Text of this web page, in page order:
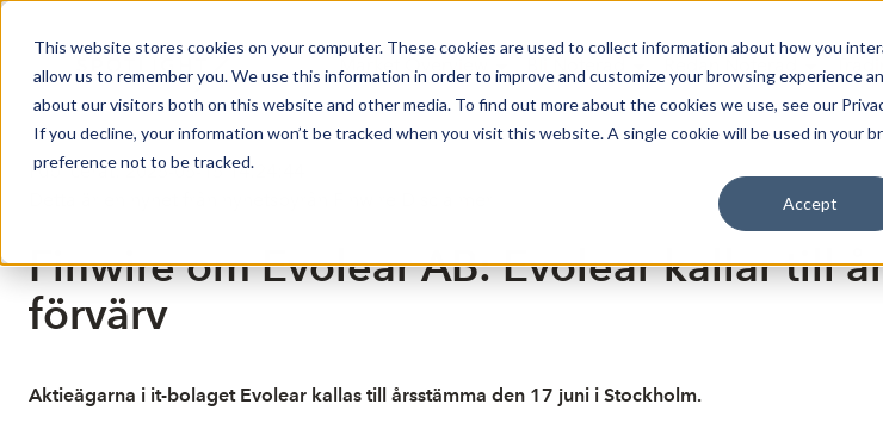
This website stores cookies on your computer. These cookies are used to collect information about how you
allow us to remember you. We use this information in order to improve and customize your browsing experience
about our visitors both on this website and other media. To find out more about the cookies we use, see our
If you decline, your information won’t be tracked when you visit this website. A single cookie will be used in your
preference not to be tracked.
Accept
Publicerat: 2025-05-15 14:24:44
Finwire om Evolear AB: Evolear kallar till
förvärv
Aktieägarna i it-bolaget Evolear kallas till årsstämma den 17 juni i Stockholm.